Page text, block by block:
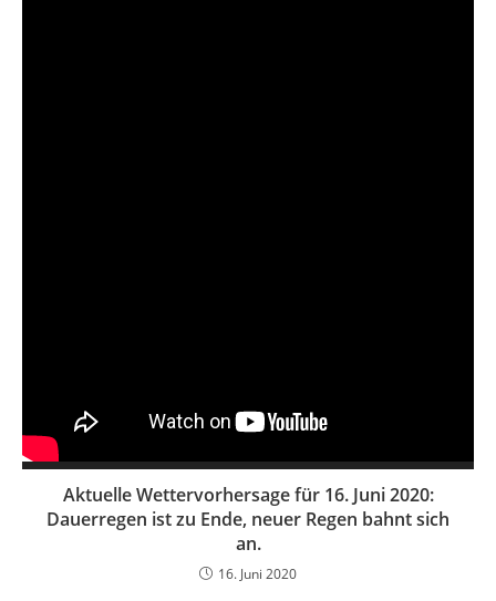
Aktuelle Wettervorhersage für 16. Juni 2020:
Dauerregen ist zu Ende, neuer Regen bahnt sich
an.
16. Juni 2020